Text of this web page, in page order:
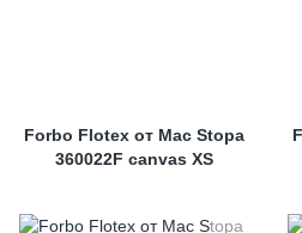
Forbo Flotex от Mac Stopa
360022F canvas XS